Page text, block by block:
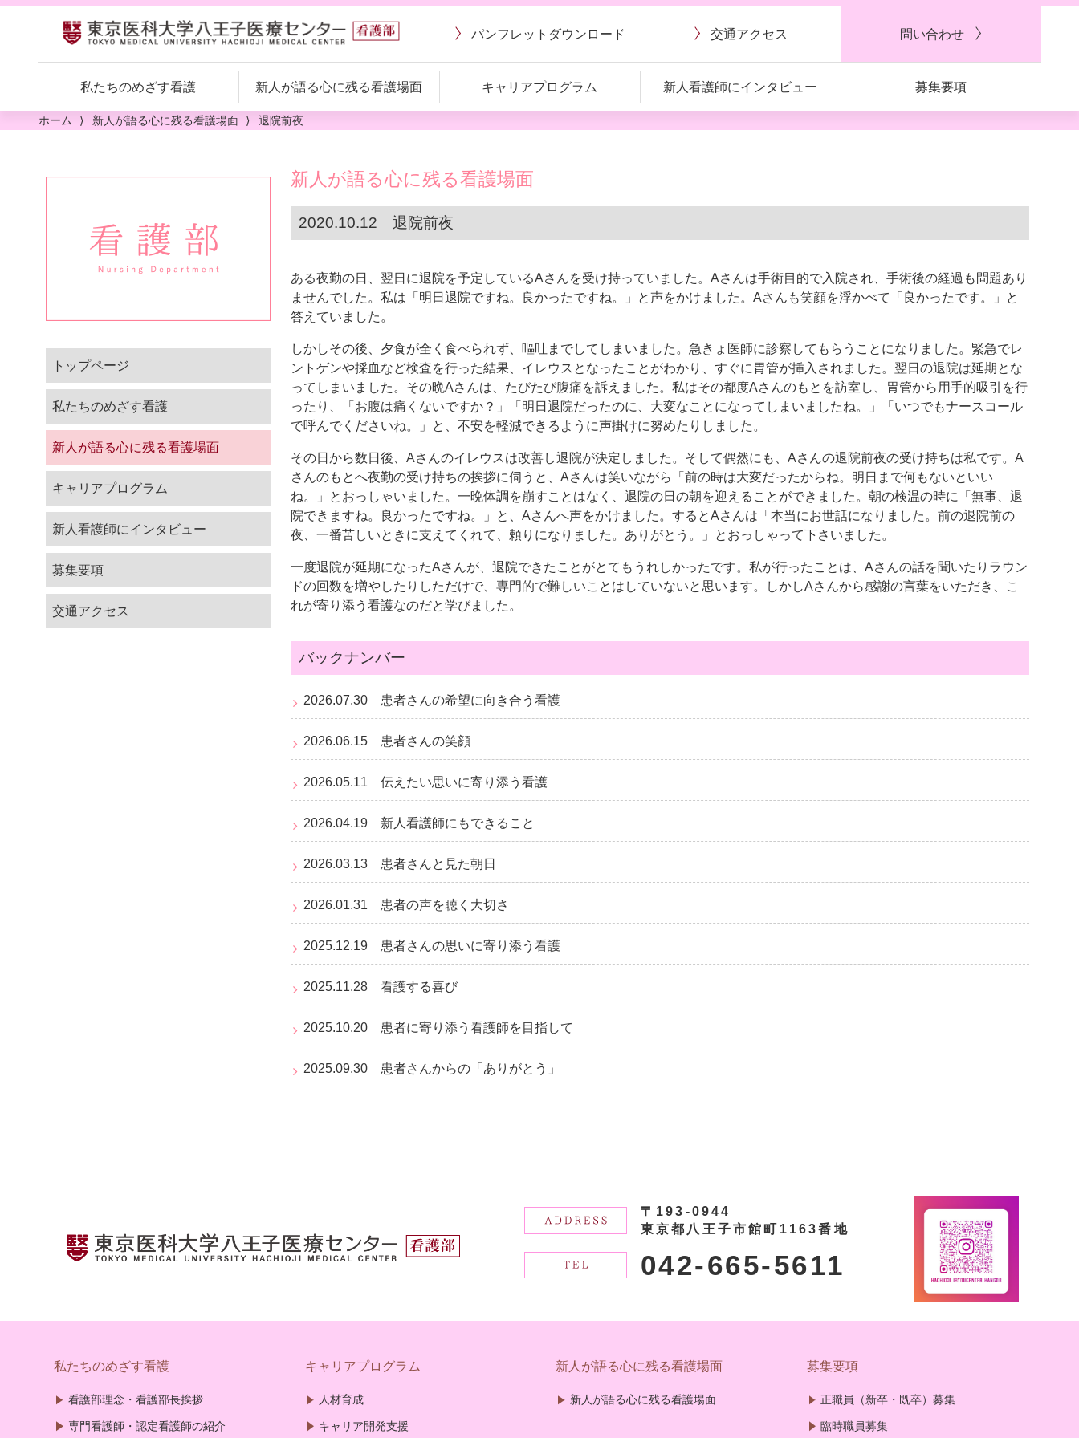
パンフレット ダウンロード 交通アクセス 問い合わせ
私たちのめざす看護 新人が語る心に残る看護場面 キャリアプログラム 新人看護師にインタビュー 募集要項
ホーム 新人が語る心に残る看護場面 退院前夜
新人が語る心に残る看護場面
2020.10.12 退院前夜
ある夜勤の日、翌日に退院を予定しているAさんを受け持っていました。 Aさんは手術目的で入院され、手術後の経過も問題あり
ませんでした。私は「明日退院ですね。良かったですね。」と声をかけました。 Aさんも笑顔を浮かべて「良かったです。」と
答えていました。
しかしその後、夕食が全く食べられず、嘔吐までしてしまいました。急きょ医師に診察してもらうことになりました。緊急でレ
ントゲンや採血など検査を行った結果、イレウスとなったことがわかり、すぐに胃管が挿入されました。翌日の退院は延期とな
ってしまいました。その晩Aさんは、たびたび腹痛を訴えました。私はその都度Aさんのもとを訪室し、胃管から用手的吸引を行
ったり、「お腹は痛くないですか？」「明日退院だったのに、大変なことになってしまいましたね。」「いつでもナースコール
で呼んでくださいね。」と、不安を軽減できるように声掛けに努めたりしました。
その日から数日後、 Aさんのイレウスは改善し退院が決定しました。そして偶然にも、 Aさんの退院前夜の受け持ちは私です。 A
さんのもとへ夜勤の受け持ちの挨拶に伺うと、 Aさんは笑いながら「前の時は大変だったからね。明日まで何もないといい
ね。」とおっしゃいました。一晩体調を崩すことはなく、退院の日の朝を迎えることができました。朝の検温の時に「無事、退
院できますね。良かったですね。」と、 Aさんへ声をかけました。するとAさんは「本当にお世話になりました。前の退院前の
夜、一番苦しいときに支えてくれて、頼りになりました。ありがとう。」とおっしゃって下さいました。
一度退院が延期になったAさんが、退院できたことがとてもうれしかったです。私が行ったことは、 Aさんの話を聞いたりラウン
ドの回数を増やしたりしただけで、専門的で難しいことはしていないと思います。しかしAさんから感謝の言葉をいただき、こ
れが寄り添う看護なのだと学びました。
バックナンバー
2026.07.30 患者さんの希望に向き合う看護
2026.06.15 患者さんの笑顔
2026.05.11 伝えたい思いに寄り添う看護
2026.04.19 新人看護師にもできること
2026.03.13 患者さんと見た朝日
2026.01.31 患者の声を聴く大切さ
2025.12.19 患者さんの思いに寄り添う看護
2025.11.28 看護する喜び
2025.10.20 患者に寄り添う看護師を目指して
2025.09.30 患者さんからの「ありがとう」
トップページ
私たちのめざす看護
専門看護師・認定看護師の紹介
出身校一覧
新人が語る心に残る看護場面
キャリアプログラム
看護継続教育
院内研修構造図
eラーニング
研修会・勉強会
研修報告
新人看護師にインタビュー
募集要項
募集要項
臨時職員募集
説明会・就業体験
福利厚生
問い合わせ・資料請求
交通アクセス
〒193-0944
東京都八王子市館町1163番地
042-665-5611
私たちのめざす看護
看護部理念・看護部長挨拶
専門看護師・認定看護師の紹介
キャリアプログラム
人材育成
キャリア開発支援
新人が語る心に残る看護場面
新人が語る心に残る看護場面
募集要項
正職員（新卒・既卒）募集
臨時職員募集